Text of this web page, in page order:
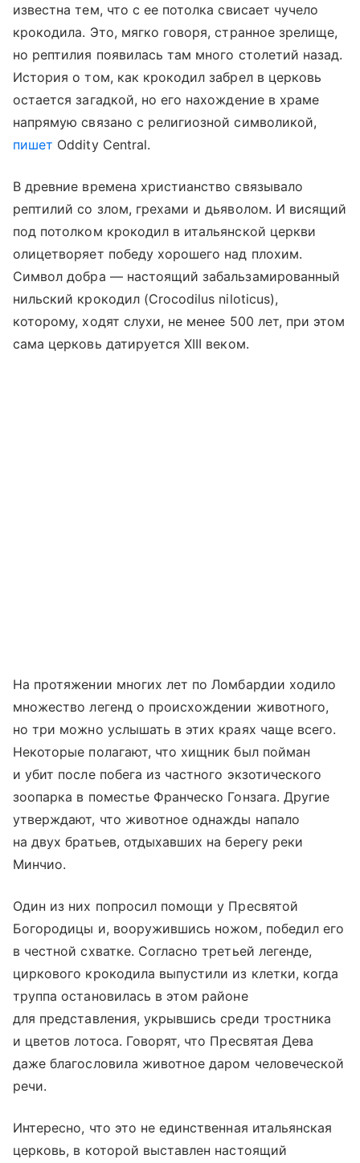
известна тем, что с ее потолка свисает чучело
крокодила. Это, мягко говоря, странное зрелище,
но рептилия появилась там много столетий назад.
История о том, как крокодил забрел в церковь
остается загадкой, но его нахождение в храме
напрямую связано с религиозной символикой,
пишет Oddity Central.
В древние времена христианство связывало
рептилий со злом, грехами и дьяволом. И висящий
под потолком крокодил в итальянской церкви
олицетворяет победу хорошего над плохим.
Символ добра — настоящий забальзамированный
нильский крокодил (Crocodilus niloticus),
которому, ходят слухи, не менее 500 лет, при этом
сама церковь датируется XIII веком.
На протяжении многих лет по Ломбардии ходило
множество легенд о происхождении животного,
но три можно услышать в этих краях чаще всего.
Некоторые полагают, что хищник был пойман
и убит после побега из частного экзотического
зоопарка в поместье Франческо Гонзага. Другие
утверждают, что животное однажды напало
на двух братьев, отдыхавших на берегу реки
Минчио.
Один из них попросил помощи у Пресвятой
Богородицы и, вооружившись ножом, победил его
в честной схватке. Согласно третьей легенде,
циркового крокодила выпустили из клетки, когда
труппа остановилась в этом районе
для представления, укрывшись среди тростника
и цветов лотоса. Говорят, что Пресвятая Дева
даже благословила животное даром человеческой
речи.
Интересно, что это не единственная итальянская
церковь, в которой выставлен настоящий